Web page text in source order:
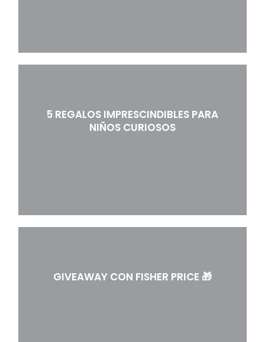
5 REGALOS IMPRESCINDIBLES PARA
NIÑOS CURIOSOS
GIVEAWAY CON FISHER PRICE 🎁